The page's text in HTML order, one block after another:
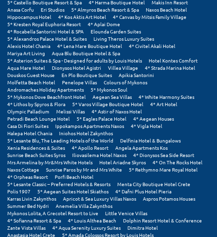
5* Castello Boutique Resort & Spa
4* Harma Boutique Hotel
Makis Inn Resort
Anasa Corfu
Eri Studios 5* Almyros Beach Resort & Spa
Naxos Beach Hotel
Hippocampus Hotel
4* Kos Aktis Art Hotel
4* Canvas by Mitsis Family Village
5* Kresten Royal Euphoria Resort
4* Aplai Dome
4* Rocabella Santorini Hotel & SPA
Elounda Garden Suites
5* Alexandros Palace Hotel & Suites
Living Theros Luxury Suites
Alexis Hotel Chania
4* Lena Mare Boutique Hotel
4* Civitel Akali Hotel
Mariya Art Living
Aqua Blu Boutique Hotel & Spa
5* Asterion Suites & Spa - Designed for adults by Louis Hotels
Hotel Kontes Comfort
Aqua Mare Hotel
Dionysos Hotel Agistri Villea Village
4* Strada Marina Hotel
Douskos Guest House
En Plo Boutique Suites
Apikia Santorini
Molfetta Beach Hotel
Penelope Villas
Colours of Mykonos
Andromaches Holiday Apartments
5* Mykonos Soul
5* Mykonos Dove Beachfront Hotel
Aegean Sea Villas
4* White Harmony Suites
4* Lithos by Spyros & Flora
5* Varos Village Boutique Hotel
4* Art Hotel
Olympic Palladium
Melissi Villas
4* Astir of Naxos Hotel
Petradi Beach Lounge Hotel
5* Eagles Palace Hotel
4* Aegean Houses
Casa Di Fiori Suites
Ippokampos Apartments Naxos
4* Vigla Hotel
Halepa Hotel Chania
Iniohos Hotel Zakynthos
5* Lesante Blu, The Leading Hotels of the World
Delfinia Hotel & Bungalows
Xenia Residences & Suites
4* Apollo Resort
Angela Apartments Kos
Sunrise Beach Suites Syros
Iliovasilema Hotel Naxos
4* Dionysos Sea Side Resort
Mrs Armelina by Mr&Mrs White Hotels
Hotel Ariadne Skyros
4* On The Rocks Hotel
Naxos Cottage
Sunrise Paros by Mr and Mrs White
5* Rethymno Mare Royal Hotel
4* Orpheas Resort
Porfi Beach Hotel
5* Lesante Classic – Preferred Hotels & Resorts
Menta City Boutique Hotel Crete
Polis 1907
5* Aegean Suites Hotel Skiathos
4* Dafni Plus Hotel Pieria
Karras Livin Zakynthos
Apricot & Sea Luxury Villas Naxos
Aspros Potamos Houses
Summer Bed Nydri
Anemelia Villa Zakynthos
Mykonos Lolita, A Grecotel Resort to Live
Little Venice Villas
4* Sofianna Resort & Spa
4* Louis Althea Beach
Dolphin Resort Hotel & Conference
Zante Vista Villas
4* Aqua Serenity Luxury Suites
Dimitra Hotel
Anastasia Hotel Crete
5* Amada Colossos Resort by Louis Hotels